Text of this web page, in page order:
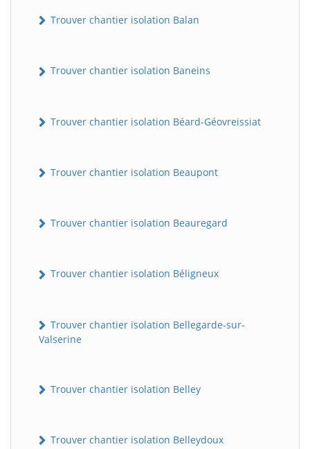
Trouver chantier isolation Balan
Trouver chantier isolation Baneins
Trouver chantier isolation Béard-Géovreissiat
Trouver chantier isolation Beaupont
Trouver chantier isolation Beauregard
Trouver chantier isolation Béligneux
Trouver chantier isolation Bellegarde-sur-
Valserine
Trouver chantier isolation Belley
Trouver chantier isolation Belleydoux